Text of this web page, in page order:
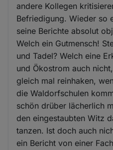
andere Kollegen
Befriedigung. Wieder so
seine Berichte absolut
Welch ein Gutmensch!
und Tadel? Welch eine
und Ökostrom auch
gleich mal reinhaken,
die Waldorfschulen
schön drüber lächerlich
den eingestaubten Witz
tanzen. Ist doch auch
ein Bericht von einer